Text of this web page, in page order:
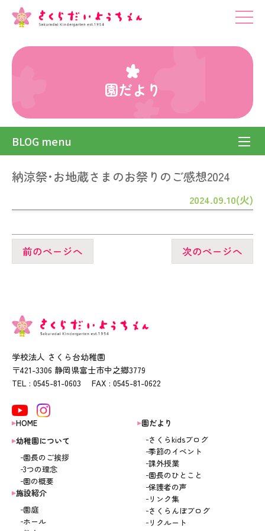
園だより
BLOG menu
納涼祭･お地蔵さまのお祭りのご感想2024
2024.09.10(火)
前のページへ 次のページへ
学校法人 さくら台幼稚園
〒421-3306 静岡県富士市中之郷3779
TEL : 0545-81-0603 FAX : 0545-81-0622
HOME
幼稚園について
園長のご挨拶
3つの理念
園の概要
施設紹介
園庭
ホール
園だより
さくらkidsブログ
季節のイベント
課外授業
園長のひとこと
保護者の声
リンク集
さくらんぼブログ
リクルート